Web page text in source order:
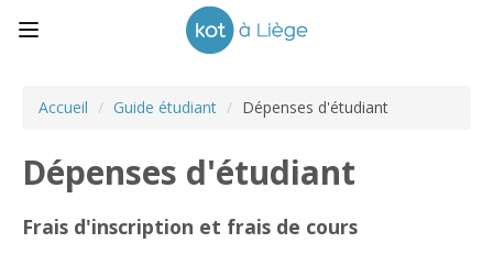
Accueil / Guide étudiant / Dépenses d'étudiant
Dépenses d'étudiant
Frais d'inscription et frais de cours